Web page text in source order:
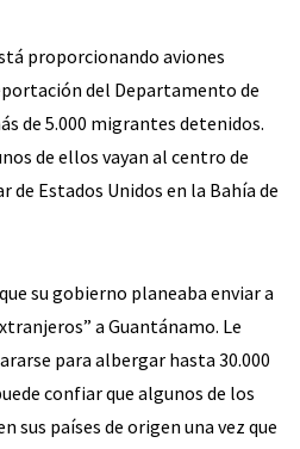
proporcionando aviones
del Departamento de
de 5.000 migrantes detenidos.
de ellos vayan al centro de
Estados Unidos en la Bahía de
su gobierno planeaba enviar a
a Guantánamo. Le
para albergar hasta 30.000
confiar que algunos de los
sus países de origen una vez que